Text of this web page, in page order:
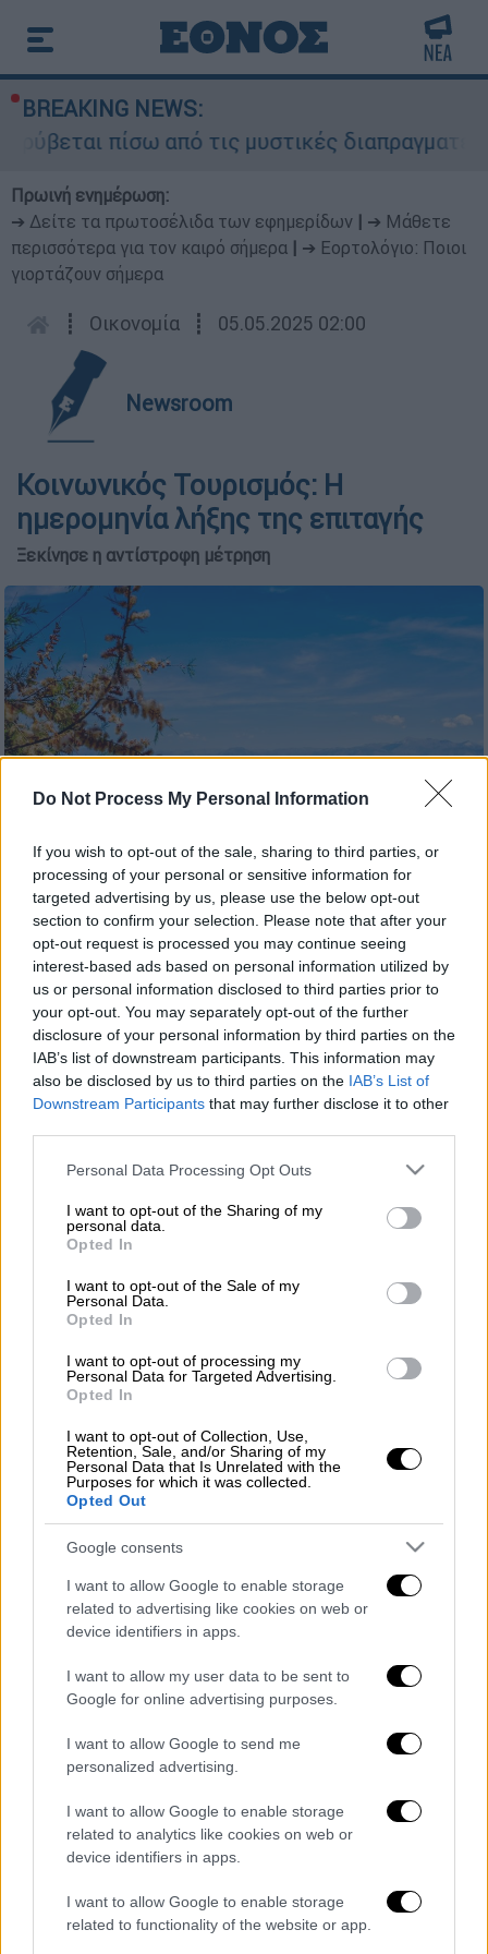
Do Not Process My Personal Information
If you wish to opt-out of the sale, sharing to third parties, or
processing of your personal or sensitive information for
targeted advertising by us, please use the below opt-out
section to confirm your selection. Please note that after your
opt-out request is processed you may continue seeing
interest-based ads based on personal information utilized by
us or personal information disclosed to third parties prior to
your opt-out. You may separately opt-out of the further
disclosure of your personal information by third parties on the
IAB’s list of downstream participants. This information may
also be disclosed by us to third parties on the IAB’s List of
Downstream Participants that may further disclose it to other
Please note that this website/app uses one or more Google
not limited to your visit or usage behaviour. You may click to
grant or deny consent to Google and its third-party tags to
use your data for below specified purposes in below Google
consent section.
Personal Data Processing Opt Outs
I want to opt-out of the Sharing of my
personal data.
Opted In
I want to opt-out of the Sale of my
Personal Data.
Opted In
I want to opt-out of processing my
Personal Data for Targeted Advertising.
Opted In
I want to opt-out of Collection, Use,
Retention, Sale, and/or Sharing of my
Personal Data that Is Unrelated with the
Purposes for which it was collected.
Opted Out
Google consents
I want to allow Google to enable storage
related to advertising like cookies on web or
device identifiers in apps.
I want to allow my user data to be sent to
Google for online advertising purposes.
I want to allow Google to send me
personalized advertising.
I want to allow Google to enable storage
related to analytics like cookies on web or
device identifiers in apps.
I want to allow Google to enable storage
related to functionality of the website or app.
BREAKING NEWS:
πίσω από τις μυστικές
Πρωινή ενημέρωση:
➔ Δείτε τα πρωτοσέλιδα των εφημερίδων
➔ Μάθετε
περισσότερα για τον καιρό σήμερα
➔ Εορτολόγιο: Ποιοι
γιορτάζουν σήμερα
┋ Οικονομία ┋ 05.05.2025 02:00
Newsroom
Κοινωνικός Τουρισμός: Η
ημερομηνία λήξης της επιταγής
Ξεκίνησε η αντίστροφη μέτρηση
Καλοκαίρια/ Eurokinissi
Προσθέστε το ΕΘΝΟΣ στη Google
Ξεκίνησε η αντίστροφη μέτρηση για την
χρήση της επιταγής τουΚοινωνικού
Τουρισμούαπό τουςδικαιούχους
του προγράμματοςπου έγιναν δεκτοί και
Οικονομία|29.04.2025 10:08
αίτημα στην Κομισιόν για
ενεργοποίηση της ρήτρας διαφυγής
Συγκεκριμένα, η επιταγή μπορεί να
χρησιμοποιηθεί μέχρι τις30 Ιουνίου του
.
Υπενθυμίζεται ότι σε περίπτωση που οι
δικαιούχοιδεν κάνουν χρήση του συνόλου
των επιταγώναποκλείονται από τη
συμμετοχή στο πρόγραμμα τωνδύο
επομένων περιόδων.
Για πληροφορίες σχετικά με το πρόγραμμα
κάνοντας κλικ
ΕΔΩ
Διαβάστε ακόμη
Τα «γεράκια» της Ψάθας: Έσωσαν από τη
μεγάλη φωτιά τη γειτονιά που κάποτε τους
έδιωχνε - «Πέρασε όλη η ζωή μπροστά μου»
Κυνήγι χρόνου στα λεωφορεία: Οδηγοί
καταγγέλλουν δρομολόγια που δεν